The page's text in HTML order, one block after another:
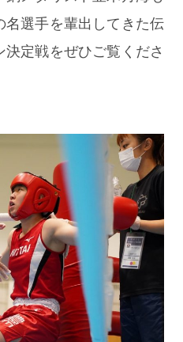
名選手を輩出してきた伝
定戦をぜひご覧くださ